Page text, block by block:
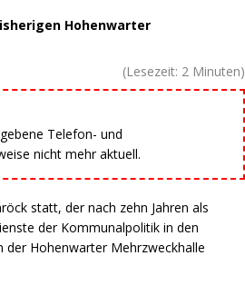
Hohenwarter
(Lesezeit: 2 Minuten)
Telefon- und
nicht mehr aktuell.
statt, der nach zehn Jahren als
der Kommunalpolitik in den
der Hohenwarter Mehrzweckhalle